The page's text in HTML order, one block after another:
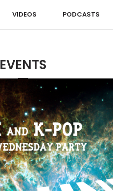
VIDEOS PODCASTS
EVENTS